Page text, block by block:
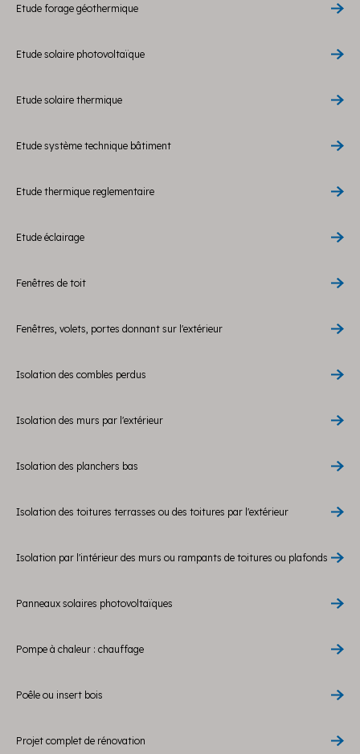
Etude forage géothermique
Etude solaire photovoltaïque
Etude solaire thermique
Etude système technique bâtiment
Etude thermique reglementaire
Etude éclairage
Fenêtres de toit
Fenêtres, volets, portes donnant sur l'extérieur
Isolation des combles perdus
Isolation des murs par l'extérieur
Isolation des planchers bas
Isolation des toitures terrasses ou des toitures par l'extérieur
Isolation par l'intérieur des murs ou rampants de toitures ou plafonds
Panneaux solaires photovoltaïques
Pompe à chaleur : chauffage
Poêle ou insert bois
Projet complet de rénovation